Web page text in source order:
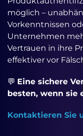
möglich –
Vorkenntnissen
Unternehmen
Vertrauen in ihre
effektiver vor
💬 Eine sichere
besten, wenn sie
Kontaktieren Sie